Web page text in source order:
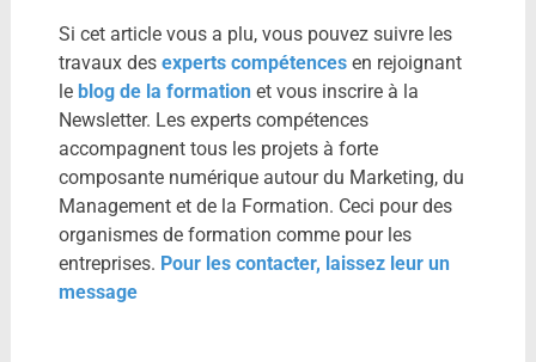
Si cet article vous a plu, vous pouvez suivre les
travaux des experts compétencesen rejoignant
le blog de la formation et vous inscrire à la
Newsletter. Les experts compétences
accompagnent tous les projets à forte
composante numérique autour du Marketing, du
Management et de la Formation. Ceci pour des
organismes de formation comme pour les
entreprises. Pour les contacter, laissez leur un
message